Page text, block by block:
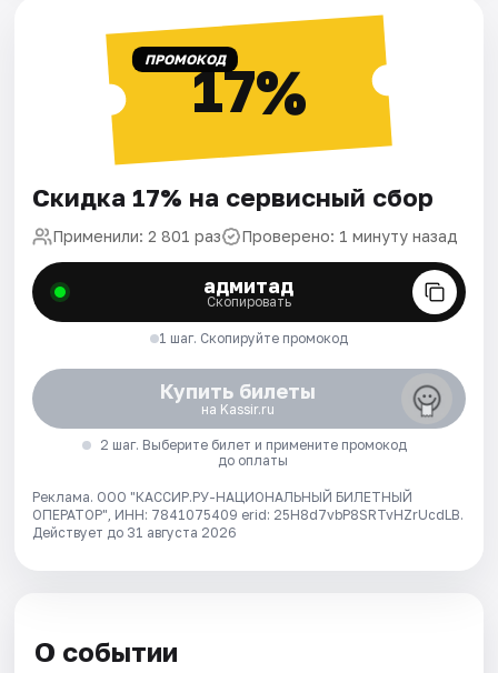
ПРОМОКОД17%
Скидка 17% на сервисный сбор
Применили: 2 801 раз Проверено: 1 минуту назад
адмитад
Скопировать
1 шаг. Скопируйте промокод
Купить билеты
на Kassir.ru
2 шаг. Выберите билет и примените промокод
до оплаты
Реклама. ООО "КАССИР.РУ-НАЦИОНАЛЬНЫЙ БИЛЕТНЫЙ
ОПЕРАТОР", ИНН: 7841075409 erid: 25H8d7vbP8SRTvHZrUcdLB.
Действует до 31 августа 2026
О событии